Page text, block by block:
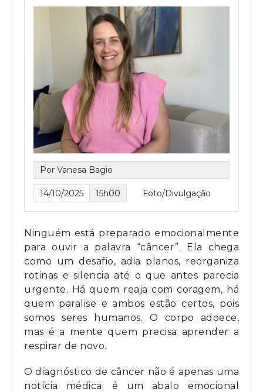
Por Vanesa Bagio
14/10/2025 15h00 Foto/Divulgação
Ninguém está preparado emocionalmente
para ouvir a palavra “câncer”. Ela chega
como um desafio, adia planos, reorganiza
rotinas e silencia até o que antes parecia
urgente. Há quem reaja com coragem, há
quem paralise e ambos estão certos, pois
somos seres humanos. O corpo adoece,
mas é a mente quem precisa aprender a
respirar de novo.
O diagnóstico de câncer não é apenas uma
notícia médica; é um abalo emocional